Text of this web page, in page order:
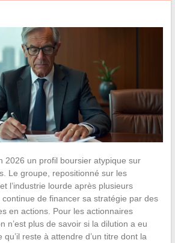
2026 un profil boursier atypique sur
Le groupe, repositionné sur les
l’industrie lourde après plusieurs
de financer sa stratégie par des
en actions. Pour les actionnaires
n’est plus de savoir si la dilution a eu
qu’il reste à attendre d’un titre dont la